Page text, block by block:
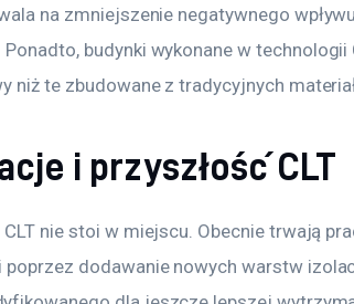
na zmniejszenie negatywnego
budynki wykonane w technologii
niż te zbudowane z tradycyjnych
i przyszłość CLT
nie stoi w miejscu. Obecnie trwają
poprzez dodawanie nowych warstw